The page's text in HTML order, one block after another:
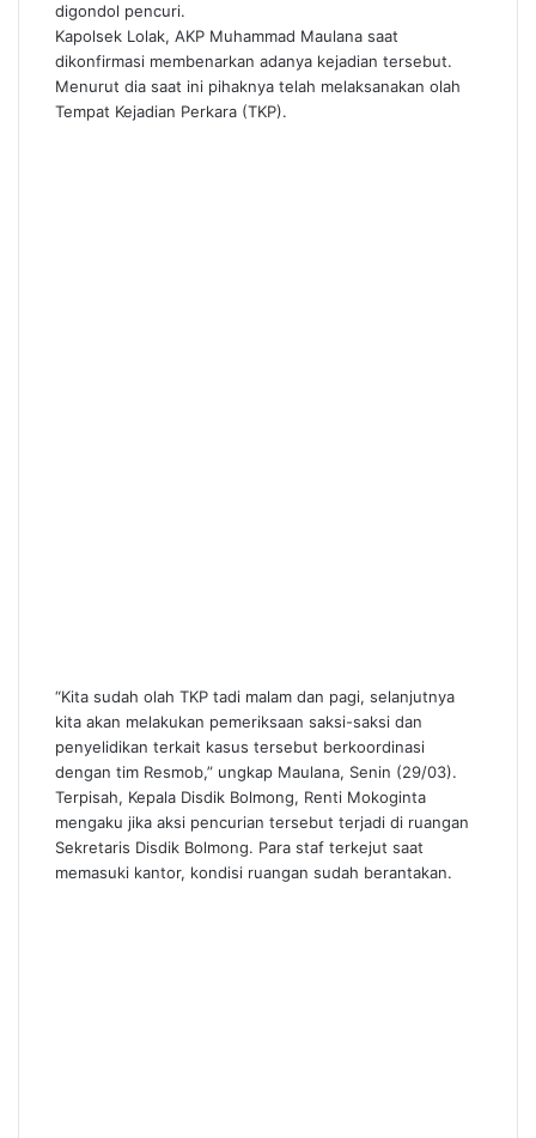
digondol pencuri.
Kapolsek Lolak, AKP Muhammad Maulana saat
dikonfirmasi membenarkan adanya kejadian tersebut.
Menurut dia saat ini pihaknya telah melaksanakan olah
Tempat Kejadian Perkara (TKP).
“Kita sudah olah TKP tadi malam dan pagi, selanjutnya
kita akan melakukan pemeriksaan saksi-saksi dan
penyelidikan terkait kasus tersebut berkoordinasi
dengan tim Resmob,” ungkap Maulana, Senin (29/03).
Terpisah, Kepala Disdik Bolmong, Renti Mokoginta
mengaku jika aksi pencurian tersebut terjadi di ruangan
Sekretaris Disdik Bolmong. Para staf terkejut saat
memasuki kantor, kondisi ruangan sudah berantakan.